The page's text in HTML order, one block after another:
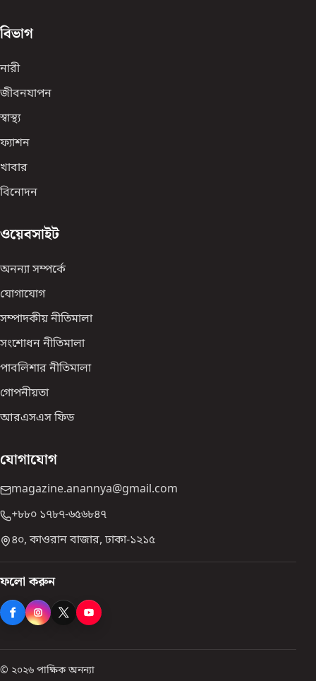
বিভাগ
নারী
জীবনযাপন
স্বাস্থ্য
ফ্যাশন
খাবার
বিনোদন
ওয়েবসাইট
অনন্যা সম্পর্কে
যোগাযোগ
সম্পাদকীয় নীতিমালা
সংশোধন নীতিমালা
পাবলিশার নীতিমালা
গোপনীয়তা
আরএসএস ফিড
যোগাযোগ
magazine.anannya@gmail.com
+৮৮০ ১৭৮৭-৬৫৬৮৪৭
৪০, কাওরান বাজার, ঢাকা-১২১৫
ফলো করুন
© ২০২৬ পাক্ষিক অনন্যা